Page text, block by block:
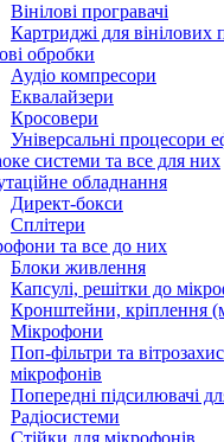
Вінілові програвачі
Картриджі для вінілових
обробки
Аудіо компресори
Еквалайзери
Кросовери
Універсальні процесори
системи та все для них
обладнання
Директ-бокси
Сплітери
та все до них
Блоки живлення
Капсулі, решітки до
Кронштейни, кріплення
Мікрофони
Поп-фільтри та
мікрофонів
Попередні підсилювачі
Радіосистеми
Стійки для мікрофонів